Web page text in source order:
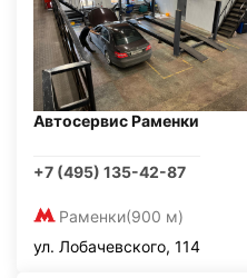
Автосервис Раменки
+7 (495) 135-42-87
Раменки(900 м)
ул. Лобачевского, 114